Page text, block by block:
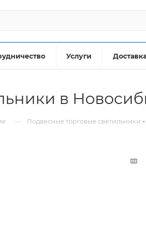
Услуги
в
— Подвесные торговые светильники